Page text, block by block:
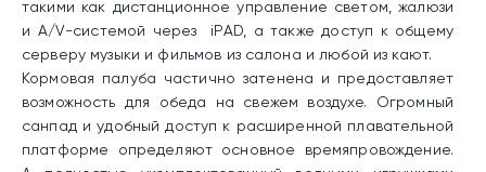
такими как дистанционное управление светом, жалюзи
и A/V-системой через iPAD, а также доступ к общему
серверу музыки и фильмов из салона и любой из кают.
Кормовая палуба частично затенена и предоставляет
возможность для обеда на свежем воздухе. Огромный
санпад и удобный доступ к расширенной плавательной
платформе определяют основное времяпровождение.